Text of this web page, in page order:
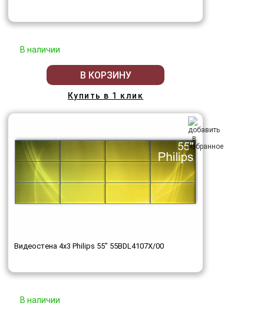
В наличии
В КОРЗИНУ
Купить в 1 клик
Видеостена 4x3 Philips 55" 55BDL4107X/00
В наличии